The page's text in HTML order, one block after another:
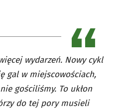
wydarzeń. Nowy cykl
gal w miejscowościach,
gościliśmy. To ukłon
do tej pory musieli